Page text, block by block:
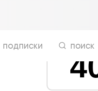
подписки поиск